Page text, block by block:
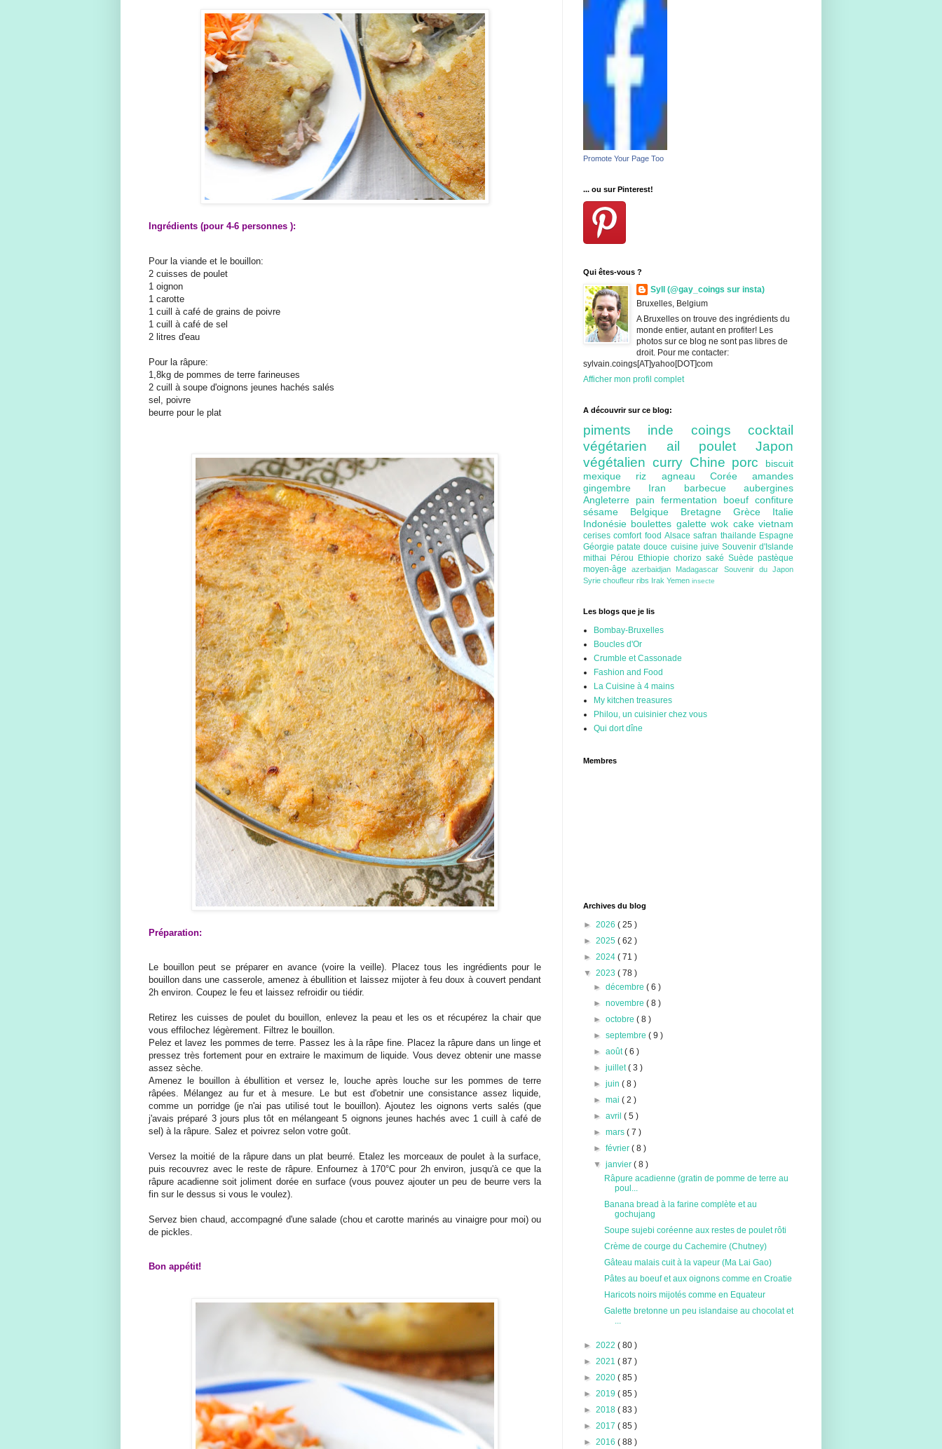
Ingrédients (pour 4-6 personnes ):
Pour la viande et le bouillon:
2 cuisses de poulet
1 oignon
1 carotte
1 cuill à café de grains de poivre
1 cuill à café de sel
2 litres d'eau
Pour la râpure:
1,8kg de pommes de terre farineuses
2 cuill à soupe d'oignons jeunes hachés salés
sel, poivre
beurre pour le plat
Préparation:
Le bouillon peut se préparer en avance (voire la veille). Placez tous les ingrédients pour le
bouillon dans une casserole, amenez à ébullition et laissez mijoter à feu doux à couvert pendant
2h environ. Coupez le feu et laissez refroidir ou tiédir.
Retirez les cuisses de poulet du bouillon, enlevez la peau et les os et récupérez la chair que
vous effilochez légèrement. Filtrez le bouillon.
Pelez et lavez les pommes de terre. Passez les à la râpe fine. Placez la râpure dans un linge et
pressez très fortement pour en extraire le maximum de liquide. Vous devez obtenir une masse
assez sèche.
Amenez le bouillon à ébullition et versez le, louche après louche sur les pommes de terre
râpées. Mélangez au fur et à mesure. Le but est d'obetnir une consistance assez liquide,
comme un porridge (je n'ai pas utilisé tout le bouillon). Ajoutez les oignons verts salés (que
j'avais préparé 3 jours plus tôt en mélangeant 5 oignons jeunes hachés avec 1 cuill à café de
sel) à la râpure. Salez et poivrez selon votre goût.
Versez la moitié de la râpure dans un plat beurré. Etalez les morceaux de poulet à la surface,
puis recouvrez avec le reste de râpure. Enfournez à 170°C pour 2h environ, jusqu'à ce que la
râpure acadienne soit joliment dorée en surface (vous pouvez ajouter un peu de beurre vers la
fin sur le dessus si vous le voulez).
Servez bien chaud, accompagné d'une salade (chou et carotte marinés au vinaigre pour moi) ou
de pickles.
Bon appétit!
Promote Your Page Too
... ou sur Pinterest!
Qui êtes-vous ?
Syll (@gay_coings sur insta)
Bruxelles, Belgium
A Bruxelles on trouve des ingrédients du
monde entier, autant en profiter! Les
photos sur ce blog ne sont pas libres de
droit. Pour me contacter:
sylvain.coings[AT]yahoo[DOT]com
Afficher mon profil complet
A découvrir sur ce blog:
piments inde coingscocktail
végétarien ail pouletJapon
végétalien curry Chine porc
biscuit
mexique riz agneau Corée amandes
gingembre Iran barbecueaubergines
Angleterre pain fermentation boeuf confiture
sésame Belgique Bretagne Grèce Italie
Indonésie boulettes galettewok cakevietnam
cerisescomfort foodAlsacesafran thailande Espagne
Géorgiepatate douce cuisine juive Souvenir d'Islande
mithai
Pérou Ethiopie chorizo saké Suède pastèque
moyen-âgeazerbaidjan Madagascar Souvenir du Japon
Syrie choufleur ribs Irak Yemen insecte
Les blogs que je lis
Bombay-Bruxelles
Boucles d'Or
Crumble et Cassonade
Fashion and Food
La Cuisine à 4 mains
My kitchen treasures
Philou, un cuisinier chez vous
Qui dort dîne
Membres
Archives du blog
► 2026 ( 25 )
► 2025 ( 62 )
► 2024 ( 71 )
▼ 2023 ( 78 )
►décembre( 6 )
►novembre( 8 )
►octobre( 8 )
►septembre( 9 )
►août( 6 )
►juillet( 3 )
►juin( 8 )
►mai( 2 )
►avril( 5 )
►mars( 7 )
►février( 8 )
▼janvier( 8 )
Râpure acadienne (gratin de pomme de terre au
poul...
Banana bread à la farine complète et au
gochujang
Soupe sujebi coréenne aux restes de poulet rôti
Crème de courge du Cachemire (Chutney)
Gâteau malais cuit à la vapeur (Ma Lai Gao)
Pâtes au boeuf et aux oignons comme en Croatie
Haricots noirs mijotés comme en Equateur
Galette bretonne un peu islandaise au chocolat et
...
► 2022 ( 80 )
► 2021 ( 87 )
► 2020 ( 85 )
► 2019 ( 85 )
► 2018 ( 83 )
► 2017 ( 85 )
► 2016 ( 88 )